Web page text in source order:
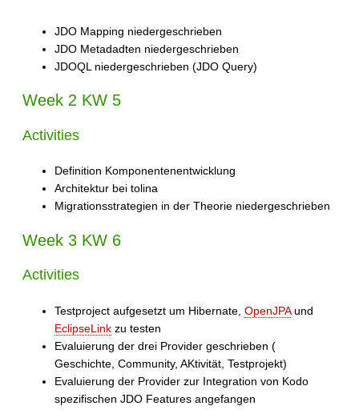
JDO Mapping niedergeschrieben
JDO Metadadten niedergeschrieben
JDOQL niedergeschrieben (JDO Query)
Week 2 KW 5
Activities
Definition Komponentenentwicklung
Architektur bei tolina
Migrationsstrategien in der Theorie niedergeschrieben
Week 3 KW 6
Activities
Testproject aufgesetzt um Hibernate, OpenJPAund
EclipseLink zu testen
Evaluierung der drei Provider geschrieben (
Geschichte, Community, AKtivität, Testprojekt)
Evaluierung der Provider zur Integration von Kodo
spezifischen JDO Features angefangen